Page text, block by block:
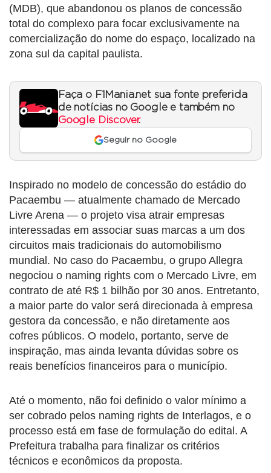
(MDB), que abandonou os planos de concessão
total do complexo para focar exclusivamente na
comercialização do nome do espaço, localizado na
zona sul da capital paulista.
Faça o F1Mania.net sua fonte preferida
de notícias no Google e também no
Google Discover.
Seguir no Google
Inspirado no modelo de concessão do estádio do
Pacaembu — atualmente chamado de Mercado
Livre Arena — o projeto visa atrair empresas
interessadas em associar suas marcas a um dos
circuitos mais tradicionais do automobilismo
mundial. No caso do Pacaembu, o grupo Allegra
negociou o naming rights com o Mercado Livre, em
contrato de até R$ 1 bilhão por 30 anos. Entretanto,
a maior parte do valor será direcionada à empresa
gestora da concessão, e não diretamente aos
cofres públicos. O modelo, portanto, serve de
inspiração, mas ainda levanta dúvidas sobre os
reais benefícios financeiros para o município.
Até o momento, não foi definido o valor mínimo a
ser cobrado pelos naming rights de Interlagos, e o
processo está em fase de formulação do edital. A
Prefeitura trabalha para finalizar os critérios
técnicos e econômicos da proposta.